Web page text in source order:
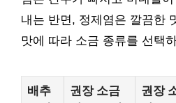
내는 반면, 정제염은 깔끔한
맛에 따라 소금 종류를 선택
배추
권장 소금
권장